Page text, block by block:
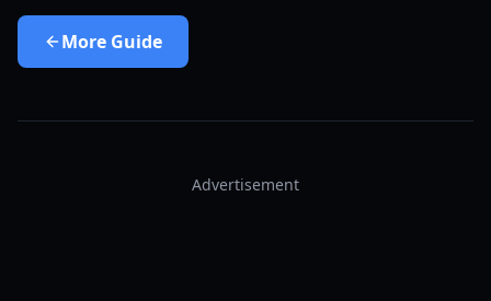
More Guide
Advertisement